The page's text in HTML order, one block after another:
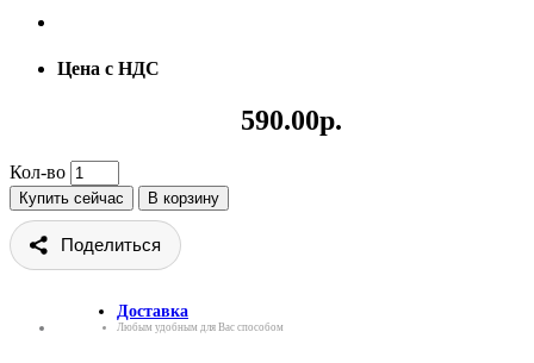
Цена с НДС
590.00р.
Кол-во
Купить сейчас В корзину
Поделиться
Доставка
Любым удобным для Вас способом